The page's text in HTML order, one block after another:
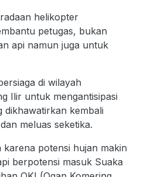
helikopter
petugas, bukan
api namun juga untuk
di wilayah
Ilir untuk mengantisipasi
dikhawatirkan kembali
meluas seketika.
potensi hujan makin
berpotensi masuk Suaka